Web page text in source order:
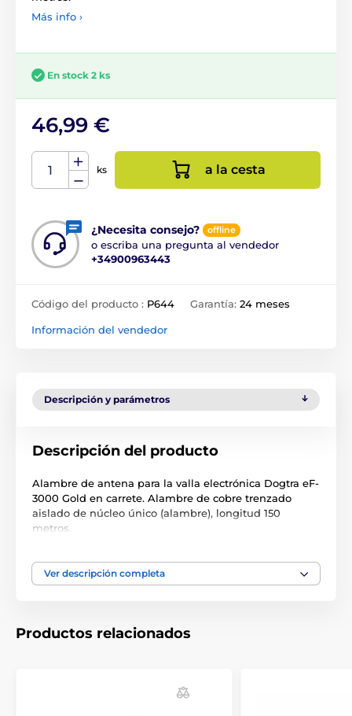
Más info ›
En stock 2 ks
46,99 €
ks a la cesta
¿Necesita consejo? offline
o escriba una pregunta al vendedor
+34900963443
Código del producto : P644 Garantía: 24 meses
Información del vendedor
Descripción y parámetros
Descripción del producto
Alambre de antena para la valla electrónica Dogtra eF-
3000 Gold en carrete. Alambre de cobre trenzado
aislado de núcleo único (alambre), longitud 150
metros.
previo aviso. Las imágenes tienen únicamente
carácter ilustrativo.
El producto aparece en las categorías
Ver descripción completa
Productos relacionados